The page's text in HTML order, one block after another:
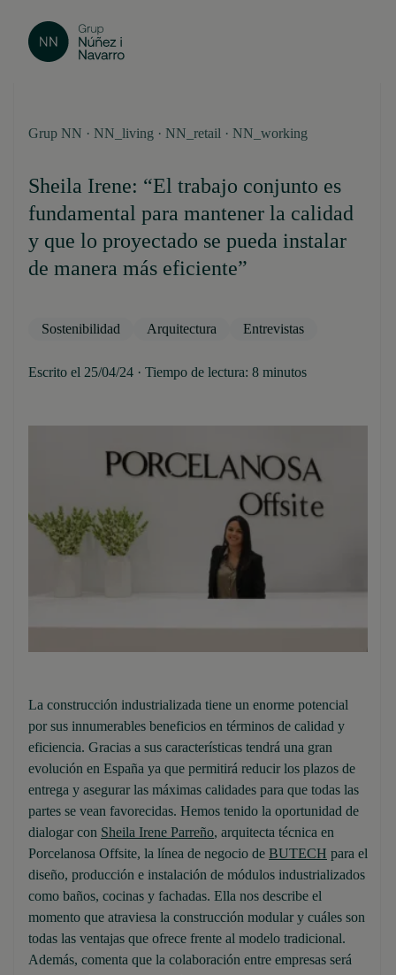
Grup NN · NN_living · NN_retail · NN_working
Sheila Irene: “El trabajo conjunto es
fundamental para mantener la calidad
y que lo proyectado se pueda instalar
de manera más eficiente”
Sostenibilidad Arquitectura Entrevistas
Escrito el 25/04/24 · Tiempo de lectura: 8 minutos
La construcción industrializada tiene un enorme potencial
por sus innumerables beneficios en términos de calidad y
eficiencia. Gracias a sus características tendrá una gran
evolución en España ya que permitirá reducir los plazos de
entrega y asegurar las máximas calidades para que todas las
partes se vean favorecidas. Hemos tenido la oportunidad de
dialogar con Sheila Irene Parreño, arquitecta técnica en
Porcelanosa Offsite, la línea de negocio de BUTECH para el
diseño, producción e instalación de módulos industrializados
como baños, cocinas y fachadas. Ella nos describe el
momento que atraviesa la construcción modular y cuáles son
todas las ventajas que ofrece frente al modelo tradicional.
Además, comenta que la colaboración entre empresas será